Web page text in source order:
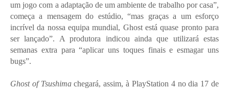
um jogo com a adaptação de um ambiente de trabalho por casa”,
começa a mensagem do estúdio, “mas graças a um esforço
incrível da nossa equipa mundial, Ghost está quase pronto para
ser lançado”. A produtora indicou ainda que utilizará estas
semanas extra para “aplicar uns toques finais e esmagar uns
bugs”.
Ghost of Tsushimachegará, assim, à PlayStation 4 no dia 17 de